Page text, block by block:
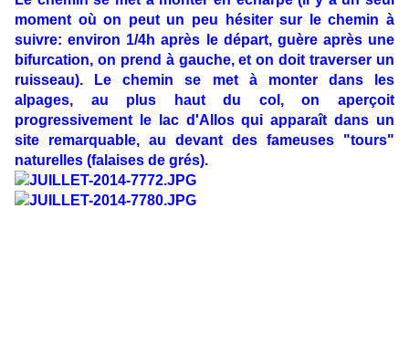
moment où on peut un peu hésiter sur le chemin à
suivre: environ 1/4h après le départ, guère après une
bifurcation, on prend à gauche, et on doit traverser un
ruisseau). Le chemin se met à monter dans les
alpages, au plus haut du col, on aperçoit
progressivement le lac d'Allos qui apparaît dans un
site remarquable, au devant des fameuses "tours"
naturelles (falaises de grés).